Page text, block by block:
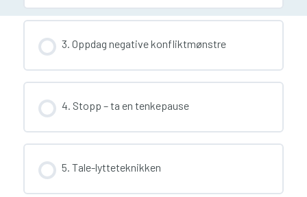
3. Oppdag negative konfliktmønstre
4. Stopp – ta en tenkepause
5. Tale-lytteteknikken